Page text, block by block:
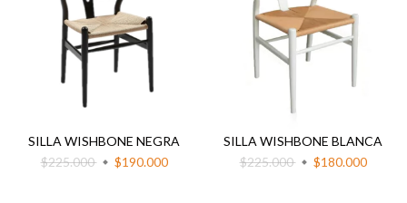
SILLA WISHBONE NEGRA
$225.000
$190.000
SILLA WISHBONE BLANCA
$225.000
$180.000